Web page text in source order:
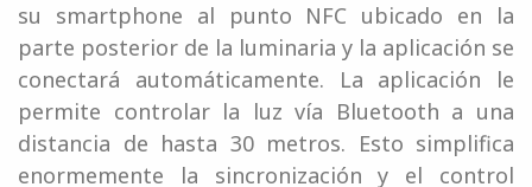
su smartphone al punto NFC ubicado en la
parte posterior de la luminaria y la aplicación se
conectará automáticamente. La aplicación le
permite controlar la luz vía Bluetooth a una
distancia de hasta 30 metros. Esto simplifica
enormemente la sincronización y el control